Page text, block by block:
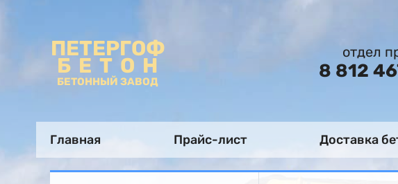
ПЕТЕРГОФ
БЕТОН
БЕТОННЫЙ ЗАВОД
отдел
8 812
Главная Прайс-лист Доставка